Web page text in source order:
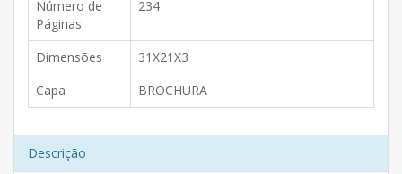
Número de
Páginas
234
Dimensões
31X21X3
Capa
BROCHURA
Descrição